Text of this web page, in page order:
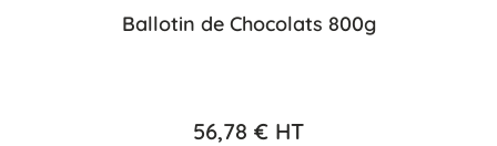
Ballotin de Chocolats 800g
56,78 € HT